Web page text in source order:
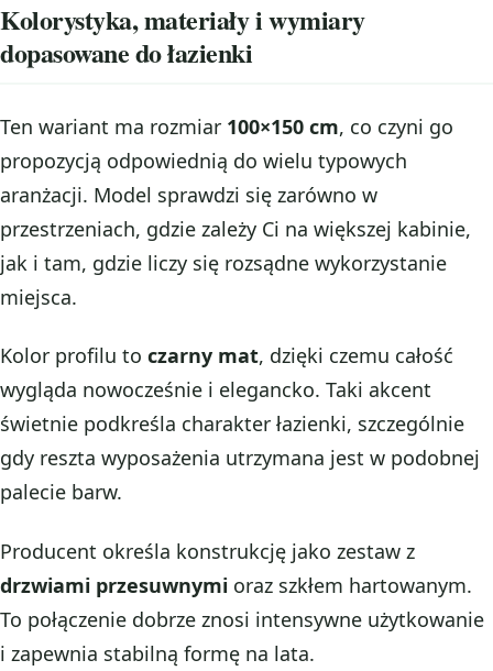
Kolorystyka, materiały i wymiary
dopasowane do łazienki
Ten wariant ma rozmiar 100×150 cm, co czyni go
propozycją odpowiednią do wielu typowych
aranżacji. Model sprawdzi się zarówno w
przestrzeniach, gdzie zależy Ci na większej kabinie,
jak i tam, gdzie liczy się rozsądne wykorzystanie
miejsca.
Kolor profilu to czarny mat, dzięki czemu całość
wygląda nowocześnie i elegancko. Taki akcent
świetnie podkreśla charakter łazienki, szczególnie
gdy reszta wyposażenia utrzymana jest w podobnej
palecie barw.
Producent określa konstrukcję jako zestaw z
drzwiami przesuwnymi oraz szkłem hartowanym.
To połączenie dobrze znosi intensywne użytkowanie
i zapewnia stabilną formę na lata.